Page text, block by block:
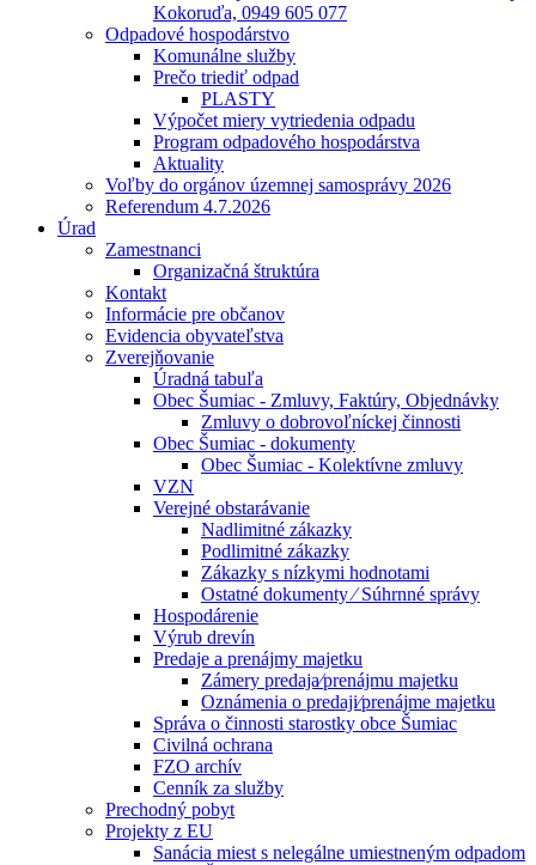
Kokoruďa, 0949 605 077
Odpadové hospodárstvo
Komunálne služby
Prečo triediť odpad
PLASTY
Výpočet miery vytriedenia odpadu
Program odpadového hospodárstva
Aktuality
Voľby do orgánov územnej samosprávy 2026
Referendum 4.7.2026
Úrad
Zamestnanci
Organizačná štruktúra
Kontakt
Informácie pre občanov
Evidencia obyvateľstva
Zverejňovanie
Úradná tabuľa
Obec Šumiac - Zmluvy, Faktúry, Objednávky
Zmluvy o dobrovoľníckej činnosti
Obec Šumiac - dokumenty
Obec Šumiac - Kolektívne zmluvy
VZN
Verejné obstarávanie
Nadlimitné zákazky
Podlimitné zákazky
Zákazky s nízkymi hodnotami
Ostatné dokumenty ⁄ Súhrnné správy
Hospodárenie
Výrub drevín
Predaje a prenájmy majetku
Zámery predaja⁄prenájmu majetku
Oznámenia o predaji⁄prenájme majetku
Správa o činnosti starostky obce Šumiac
Civilná ochrana
FZO archív
Cenník za služby
Prechodný pobyt
Projekty z EU
Sanácia miest s nelegálne umiestneným odpadom